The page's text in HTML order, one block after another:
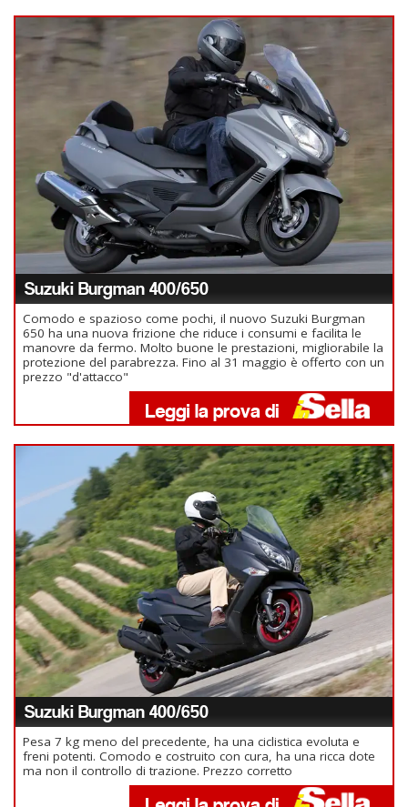
Suzuki Burgman 400/650
Comodo e spazioso come pochi, il nuovo Suzuki Burgman
650 ha una nuova frizione che riduce i consumi e facilita le
manovre da fermo. Molto buone le prestazioni, migliorabile la
protezione del parabrezza. Fino al 31 maggio è offerto con un
prezzo "d'attacco"
Suzuki Burgman 400/650
Pesa 7 kg meno del precedente, ha una ciclistica evoluta e
freni potenti. Comodo e costruito con cura, ha una ricca dote
ma non il controllo di trazione. Prezzo corretto